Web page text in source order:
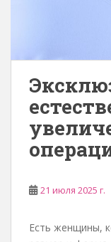
21 июля 2025 г.
Есть женщины,